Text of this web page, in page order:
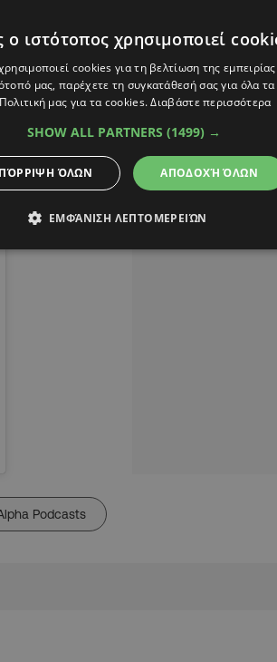
Podcasts
ο ιστότοπος χρησιμοποιεί
cookies για τη βελτίωση της
μας, παρέχετε τη συγκατάθεσή σας για όλα
μας για τα cookies.Διαβάστε περισσότερα
SHOW ALL PARTNERS (1499) →
ΑΠΟΔΟΧΉ ΌΛΩΝ
ΌΛΩΝ
ΕΜΦΆΝΙΣΗ ΛΕΠΤΟΜΕΡΕΙΏΝ